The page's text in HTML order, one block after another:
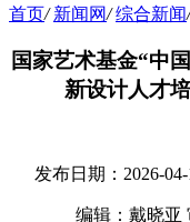
首页/ 新闻网/ 综合新闻/
国家艺术基金“中
新设计人才
发布日期：2026-04-
编辑：戴晓亚